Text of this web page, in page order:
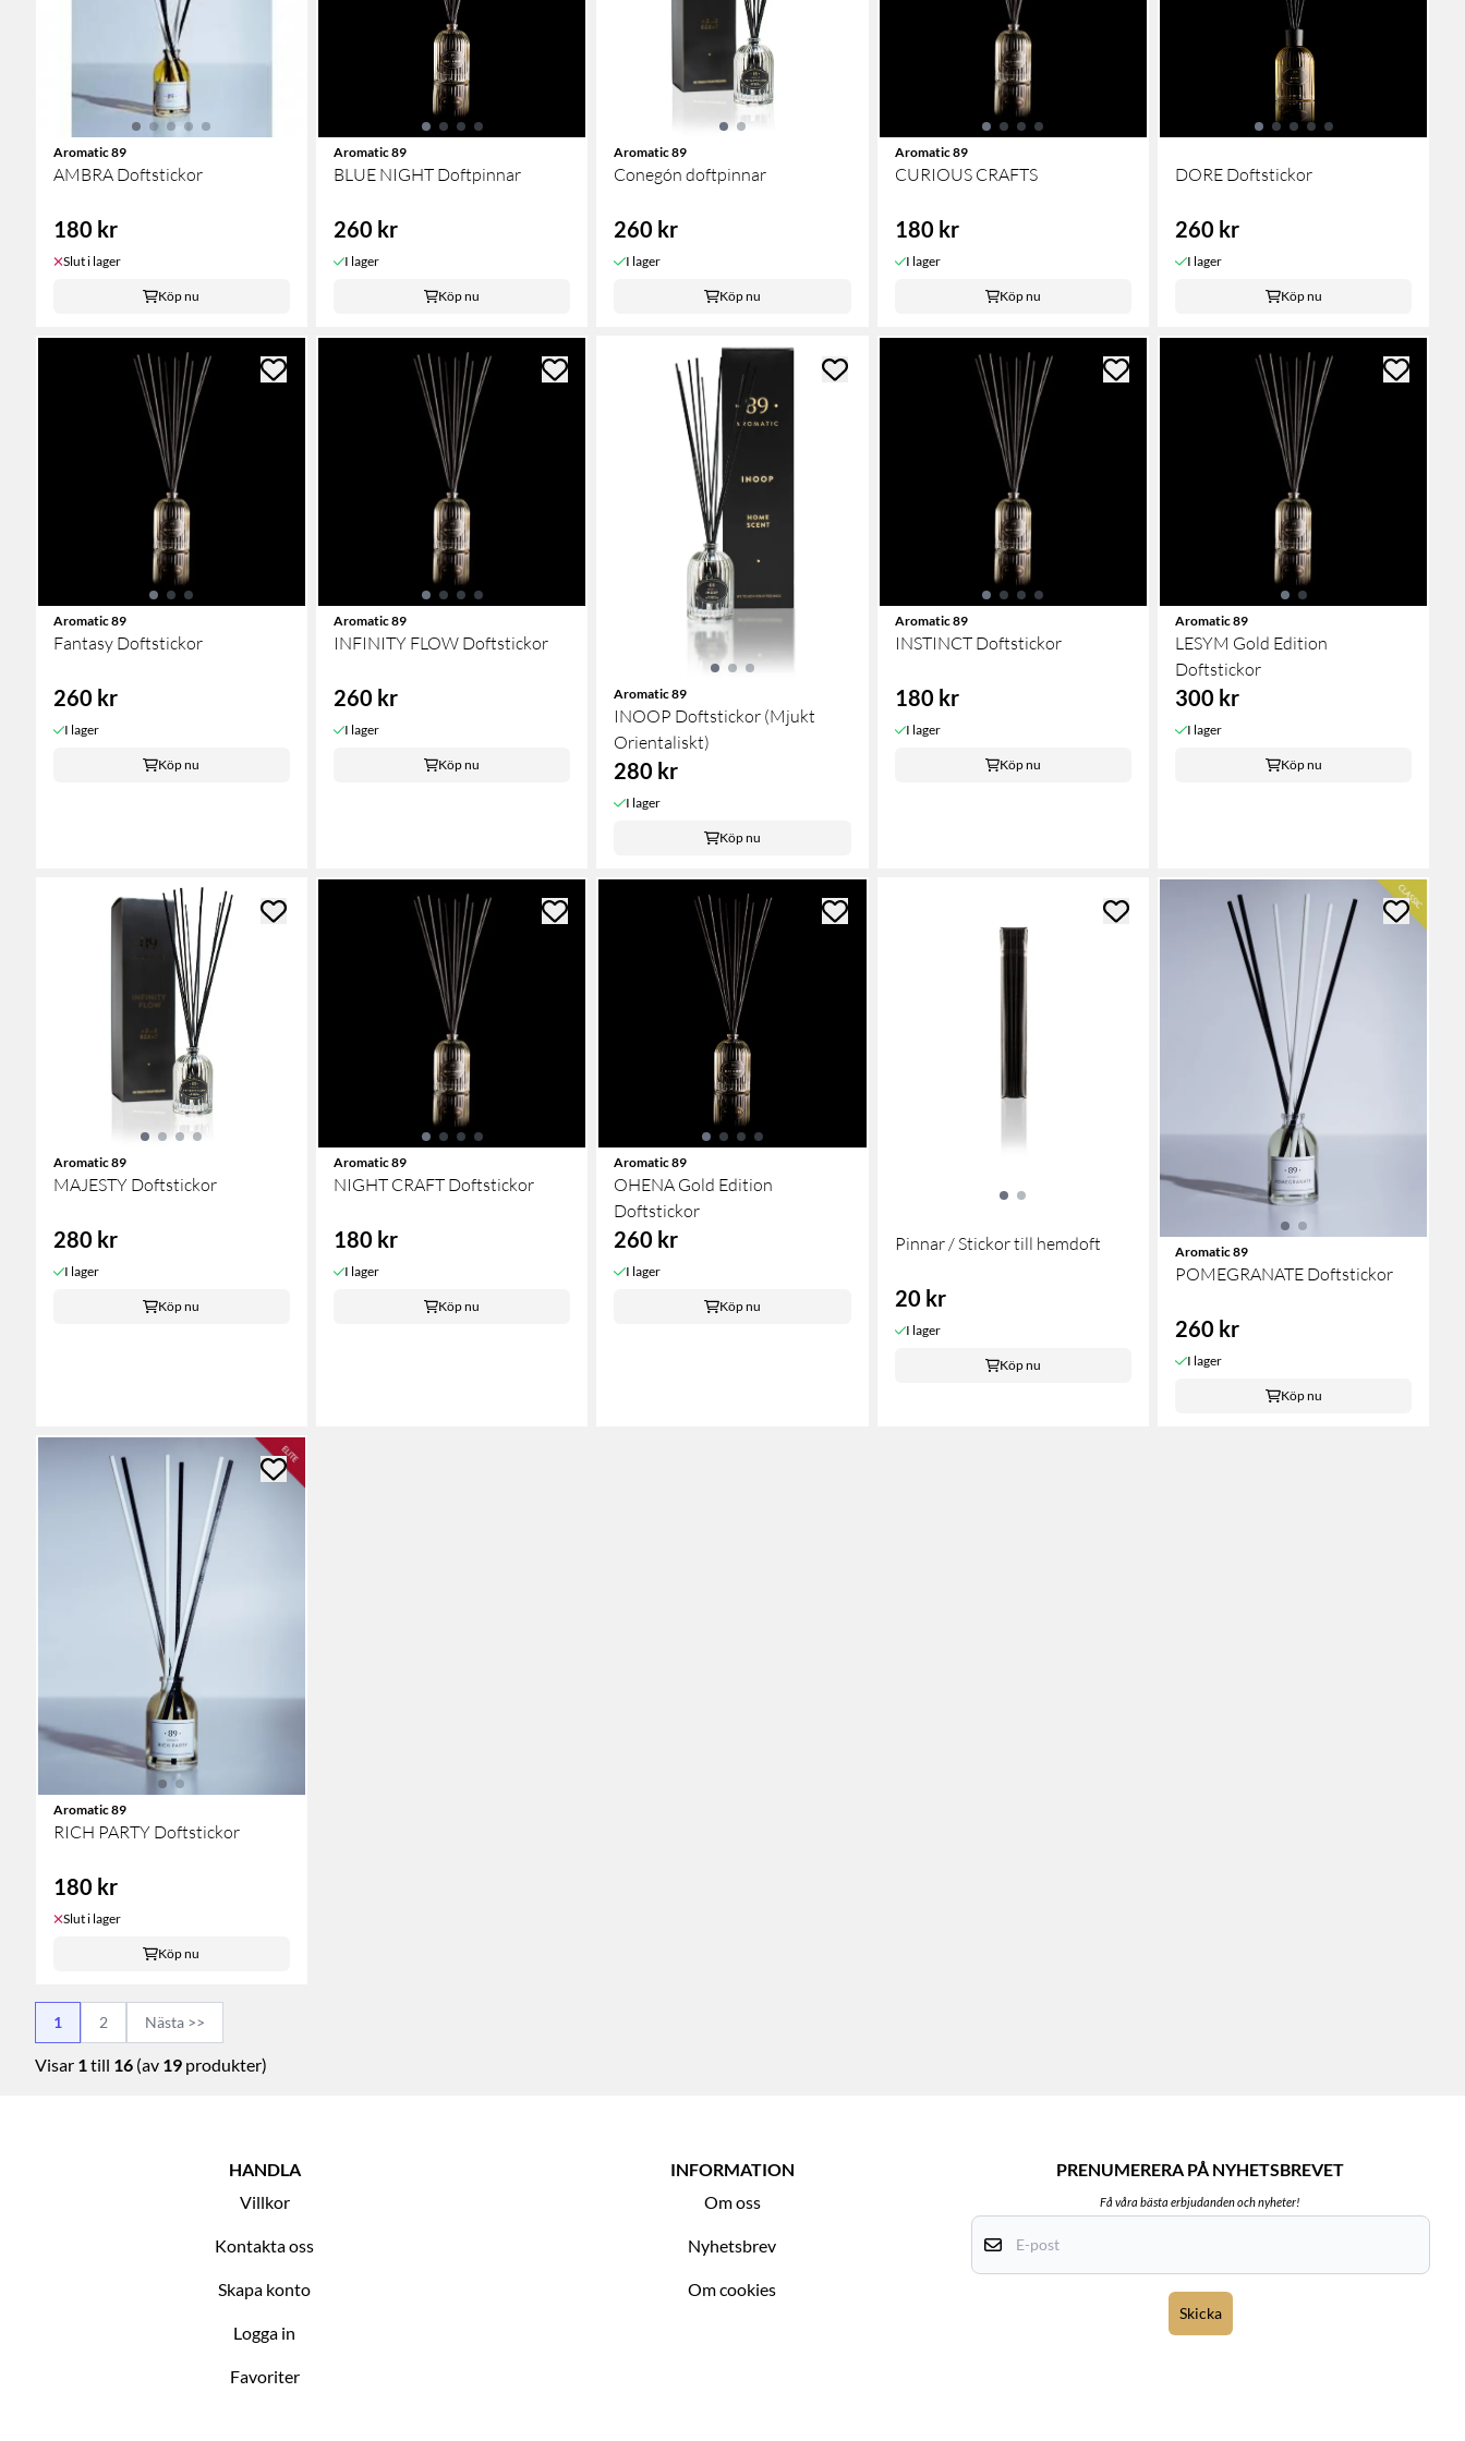
Aromatic 89
AMBRA Doftstickor
180 kr
Slut i lager
Köp nu
Aromatic 89
BLUE NIGHT Doftpinnar
260 kr
I lager
Köp nu
Aromatic 89
Conegón doftpinnar
260 kr
I lager
Köp nu
Aromatic 89
CURIOUS CRAFTS
180 kr
I lager
Köp nu
DORE Doftstickor
260 kr
I lager
Köp nu
Aromatic 89
Fantasy Doftstickor
260 kr
I lager
Köp nu
Aromatic 89
INFINITY FLOW Doftstickor
260 kr
I lager
Köp nu
Aromatic 89
INOOP Doftstickor (Mjukt
Orientaliskt)
280 kr
I lager
Köp nu
Aromatic 89
INSTINCT Doftstickor
180 kr
I lager
Köp nu
Aromatic 89
LESYM Gold Edition
Doftstickor
300 kr
I lager
Köp nu
Aromatic 89
MAJESTY Doftstickor
280 kr
I lager
Köp nu
Aromatic 89
NIGHT CRAFT Doftstickor
180 kr
I lager
Köp nu
Aromatic 89
OHENA Gold Edition
Doftstickor
260 kr
I lager
Köp nu
Pinnar / Stickor till hemdoft
20 kr
I lager
Köp nu
Aromatic 89
POMEGRANATE Doftstickor
260 kr
I lager
Köp nu
Aromatic 89
RICH PARTY Doftstickor
180 kr
Slut i lager
Köp nu
1 2 Nästa >>
Visar 1 till 16 (av 19 produkter)
HANDLA
Villkor
Kontakta oss
Skapa konto
Logga in
Favoriter
INFORMATION
Om oss
Nyhetsbrev
Om cookies
PRENUMERERA PÅ NYHETSBREVET
Få våra bästa erbjudanden och nyheter!
Skicka